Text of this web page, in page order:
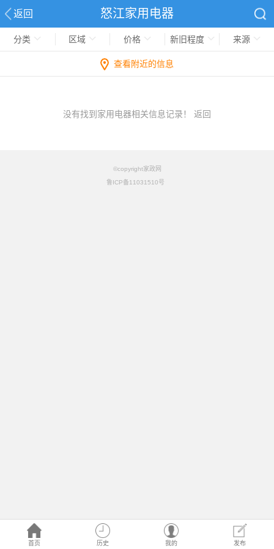
返回 怒江家用电器
首页 历史 我的 发布
分类 区域 价格 新旧程度 来源
查看附近的信息
没有找到家用电器相关信息记录！ 返回
©copyright家政网
鲁ICP备11031510号